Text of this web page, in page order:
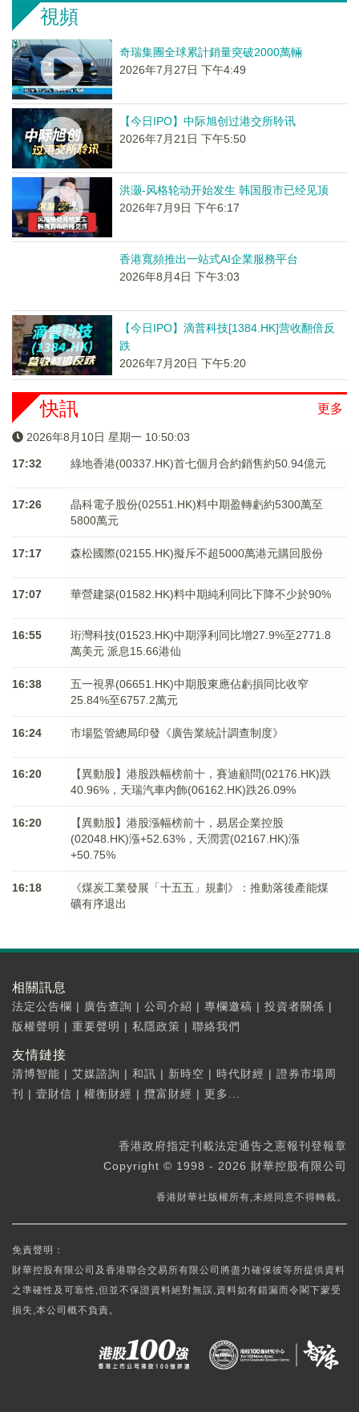
視頻
奇瑞集團全球累計銷量突破2000萬輛
2026年7月27日 下午4:49
【今日IPO】中际旭创过港交所聆讯
2026年7月21日 下午5:50
洪灏-风格轮动开始发生 韩国股市已经见顶
2026年7月9日 下午6:17
香港寬頻推出一站式AI企業服務平台
2026年8月4日 下午3:03
【今日IPO】滴普科技[1384.HK]营收翻倍反
跌
2026年7月20日 下午5:20
更多
快訊
2026年8月10日 星期一 10:50:04
17:32 綠地香港(00337.HK)首七個月合約銷售約50.94億元
17:26
晶科電子股份(02551.HK)料中期盈轉虧約5300萬至
5800萬元
17:17 森松國際(02155.HK)擬斥不超5000萬港元購回股份
17:07 華營建築(01582.HK)料中期純利同比下降不少於90%
16:55
珩灣科技(01523.HK)中期淨利同比增27.9%至2771.8
萬美元 派息15.66港仙
16:38
五一視界(06651.HK)中期股東應佔虧損同比收窄
25.84%至6757.2萬元
16:24 市場監管總局印發《廣告業統計調查制度》
16:20
【異動股】港股跌幅榜前十，賽迪顧問(02176.HK)跌
40.96%，天瑞汽車内飾(06162.HK)跌26.09%
16:20
【異動股】港股漲幅榜前十，易居企業控股
(02048.HK)漲+52.63%，天潤雲(02167.HK)漲
+50.75%
16:18
《煤炭工業發展「十五五」規劃》：推動落後產能煤
礦有序退出
相關訊息
法定公告欄 | 廣告查詢 | 公司介紹 | 專欄邀稿 | 投資者關係 |
版權聲明 | 重要聲明 | 私隱政策 | 聯絡我們
友情鏈接
清博智能 | 艾媒諮詢 | 和訊 | 新時空 | 時代財經 | 證券市場周
刊
| 壹財信 | 權衡財經 | 攬富財經 | 更多...
香港政府指定刊載法定通告之憲報刊登報章
Copyright © 1998 - 2026 財華控股有限公司
香港財華社版權所有,未經同意不得轉載。
免責聲明：
財華控股有限公司及香港聯合交易所有限公司將盡力確保彼等所提供資料
之準確性及可靠性,但並不保證資料絕對無誤,資料如有錯漏而令閣下蒙受
損失,本公司概不負責。